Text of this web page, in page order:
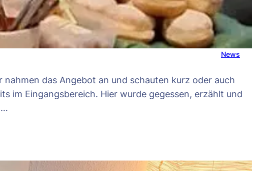
News
das Angebot an und schauten kurz oder auch
im Eingangsbereich. Hier wurde gegessen, erzählt und